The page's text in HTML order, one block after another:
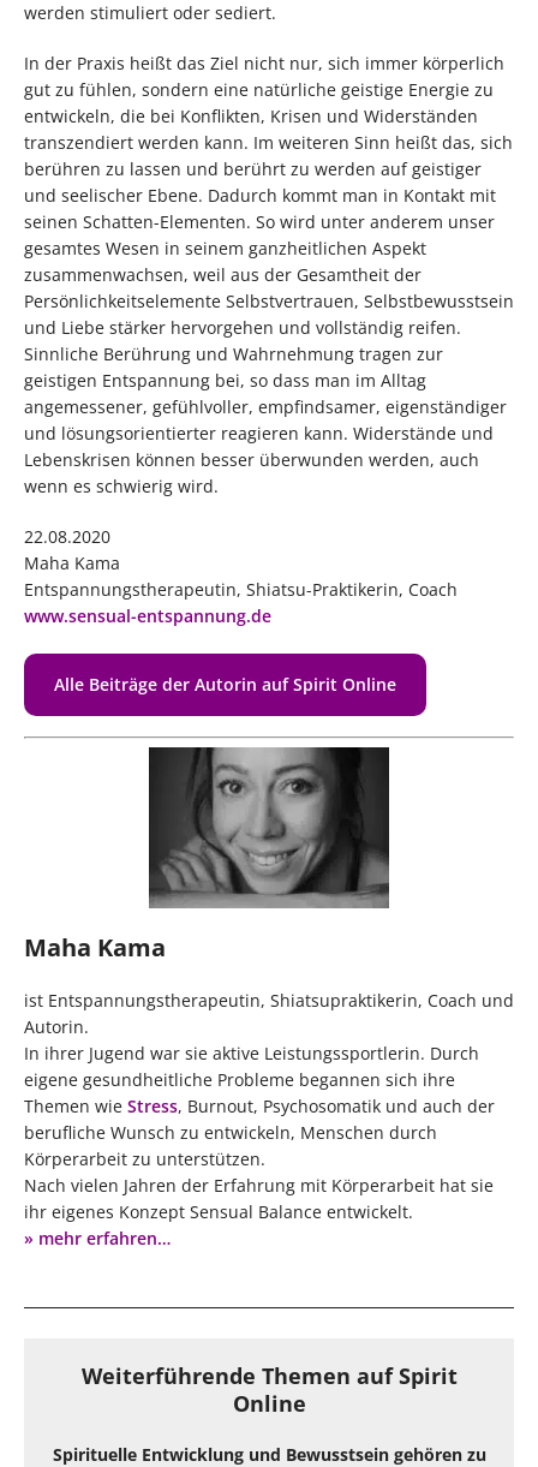
werden stimuliert oder sediert.
In der Praxis heißt das Ziel nicht nur, sich immer körperlich
gut zu fühlen, sondern eine natürliche geistige Energie zu
entwickeln, die bei Konflikten, Krisen und Widerständen
transzendiert werden kann. Im weiteren Sinn heißt das, sich
berühren zu lassen und berührt zu werden auf geistiger
und seelischer Ebene. Dadurch kommt man in Kontakt mit
seinen Schatten-Elementen. So wird unter anderem unser
gesamtes Wesen in seinem ganzheitlichen Aspekt
zusammenwachsen, weil aus der Gesamtheit der
Persönlichkeitselemente Selbstvertrauen, Selbstbewusstsein
und Liebe stärker hervorgehen und vollständig reifen.
Sinnliche Berührung und Wahrnehmung tragen zur
geistigen Entspannung bei, so dass man im Alltag
angemessener, gefühlvoller, empfindsamer, eigenständiger
und lösungsorientierter reagieren kann. Widerstände und
Lebenskrisen können besser überwunden werden, auch
wenn es schwierig wird.
22.08.2020
Maha Kama
Entspannungstherapeutin, Shiatsu-Praktikerin, Coach
www.sensual-entspannung.de
Alle Beiträge der Autorin auf Spirit Online
Maha Kama
ist Entspannungstherapeutin, Shiatsupraktikerin, Coach und
Autorin.
In ihrer Jugend war sie aktive Leistungssportlerin. Durch
eigene gesundheitliche Probleme begannen sich ihre
Themen wie Stress, Burnout, Psychosomatik und auch der
berufliche Wunsch zu entwickeln, Menschen durch
Körperarbeit zu unterstützen.
Nach vielen Jahren der Erfahrung mit Körperarbeit hat sie
ihr eigenes Konzept Sensual Balance entwickelt.
» mehr erfahren…
Weiterführende Themen auf Spirit
Online
Spirituelle Entwicklung und Bewusstsein gehören zu